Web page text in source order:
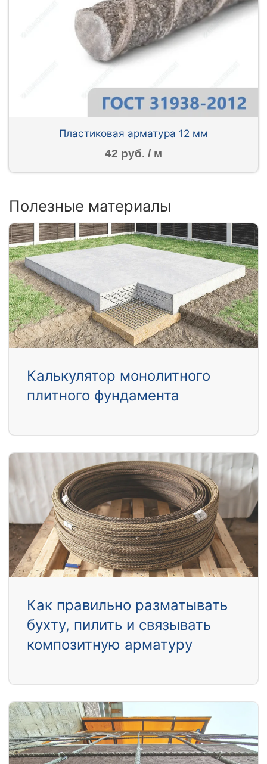
Пластиковая арматура 12 мм
42 руб. / м
Полезные материалы
Калькулятор монолитного
плитного фундамента
Как правильно разматывать
бухту, пилить и связывать
композитную арматуру